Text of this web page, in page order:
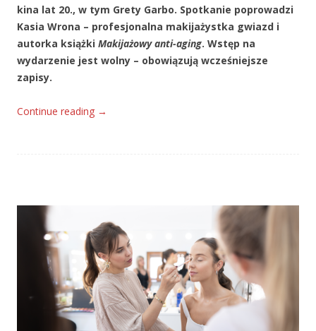
kina lat 20., w tym Grety Garbo. Spotkanie poprowadzi
Kasia Wrona – profesjonalna makijażystka gwiazd i
autorka książki Makijażowy anti-aging. Wstęp na
wydarzenie jest wolny – obowiązują wcześniejsze
zapisy.
Continue reading →